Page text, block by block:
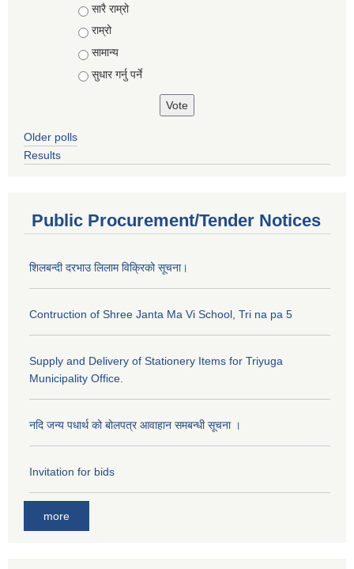
Choices
सारै राम्रो
राम्रो
सामान्य
सुधार गर्नु पर्ने
Older polls
Results
Public Procurement/Tender Notices
शिलबन्दी दरभाउ लिलाम विक्रिको सूचना।
Contruction of Shree Janta Ma Vi School, Tri na pa 5
Supply and Delivery of Stationery Items for Triyuga
Municipality Office.
नदि जन्य पधार्थ को बोलपत्र आवाहान समबन्धी सूचना ।
Invitation for bids
more